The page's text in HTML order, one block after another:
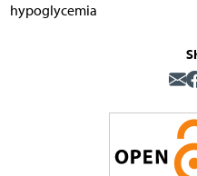
hypoglycemia